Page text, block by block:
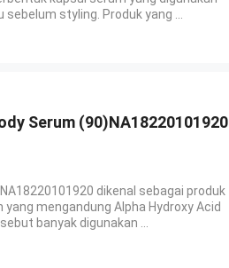
styling. Produk yang ...
Serum (90)NA18220101920
dikenal sebagai produk
mengandung Alpha Hydroxy Acid
banyak digunakan ...